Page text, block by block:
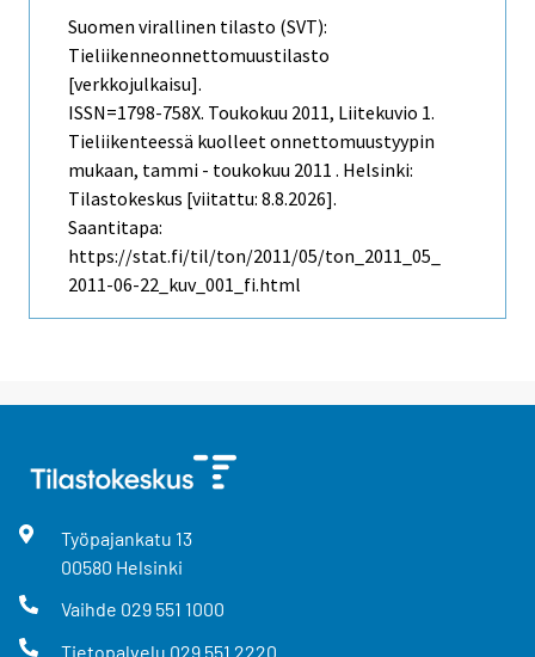
Suomen virallinen tilasto (SVT):
Tieliikenneonnettomuustilasto
[verkkojulkaisu].
ISSN=1798-758X. Toukokuu 2011, Liitekuvio 1.
Tieliikenteessä kuolleet onnettomuustyypin
mukaan, tammi - toukokuu 2011 . Helsinki:
Tilastokeskus [viitattu: 8.8.2026].
Saantitapa:
https://stat.fi/til/ton/2011/05/ton_2011_05_
2011-06-22_kuv_001_fi.html
Työpajankatu 13
00580 Helsinki
Vaihde 029 551 1000
Tietopalvelu 029 551 2220